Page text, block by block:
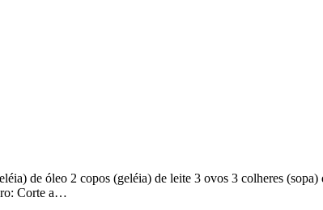
de óleo 2 copos (geléia) de leite 3 ovos 3 colheres
Corte a…